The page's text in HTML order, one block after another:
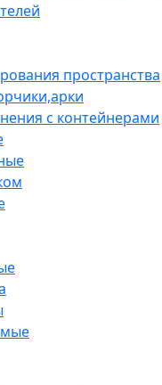
пространства
с контейнерами